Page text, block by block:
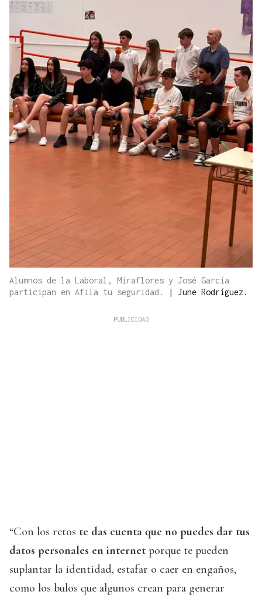
Alumnos de la Laboral, Miraflores y José García
participan en Afila tu seguridad.
| June Rodríguez.
“Con los retos te das cuenta que no puedes dar tus
datos personales en internet porque te pueden
suplantar la identidad, estafar o caer en engaños,
como los bulos que algunos crean para generar